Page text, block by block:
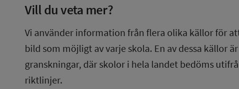
Vill du veta mer?
Vi använder information från flera olika källor för
bild som möjligt av varje skola. En av dessa källor
granskningar, där skolor i hela landet bedöms
riktlinjer.